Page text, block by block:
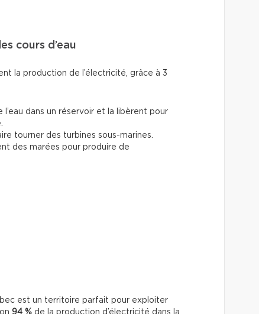
cours d’eau
la production de l’électricité, grâce à 3
l’eau dans un réservoir et la libèrent pour
tourner des turbines sous-marines.
des marées pour produire de
est un territoire parfait pour exploiter
94 % de la production d’électricité dans la